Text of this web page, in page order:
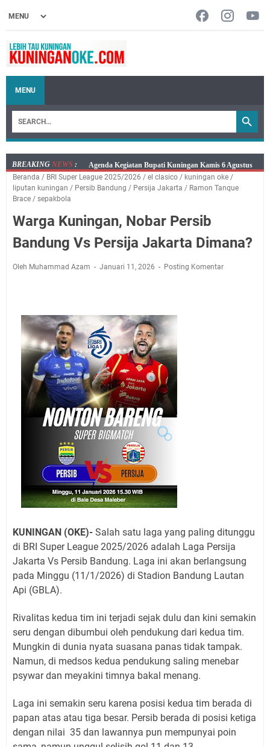
MENU
BREAKING NEWS :
Kamis 6 Agustus 2026 Mobil Samling Ada di Alun-alun
Luragung, Ini Persyaratan dan Besaran Biayanya
Embun Pagi Kamis 6 Agustus 2026: Tidak Semua
Keterlambatan Berarti Kegagalan
Pembersih Dosa Kita, Ini Jadwal Salat Wilayah
Rabu 5 Agustus 2026 Masing-masing Dua Acara
Ini Lokasi Samling Kuningan Rabu 5 Agustus 2026
Rabu 5 Agustus 2026 Mobil SIM Keliling Kuningan Ada
di Sini!
Embun Pagi Rabu 5 Agustus 2026: Tidak Perlu Iri, Kita
Punya Takdir Masing-masing, Hidup yang Terlihat
Mewah, Belum Tentu Indah
Sudahkah Kita Merdeka Dari Hawa Nafsu?
Agenda Kegiatan Bupati Kuningan Kamis 6 Agustus
2026 Ada Tiga Acara
Beranda / BRI Super League 2025/2026 / el clasico / kuningan oke /
liputan kuningan / Persib Bandung / Persija Jakarta / Ramon Tanque
Brace / sepakbola
Warga Kuningan, Nobar Persib
Bandung Vs Persija Jakarta Dimana?
Oleh Muhammad Azam Januari 11, 2026 Posting Komentar
KUNINGAN (OKE)- Salah satu laga yang paling ditunggu
di BRI Super League 2025/2026 adalah Laga Persija
Jakarta Vs Persib Bandung. Laga ini akan berlangsung
pada Minggu (11/1/2026) di Stadion Bandung Lautan
Api (GBLA).
Rivalitas kedua tim ini terjadi sejak dulu dan kini semakin
seru dengan dibumbui oleh pendukung dari kedua tim.
Mungkin di dunia nyata suasana panas tidak tampak.
Namun, di medsos kedua pendukung saling menebar
psywar dan meyakini timnya bakal menang.
Laga ini semakin seru karena posisi kedua tim berada di
papan atas atau tiga besar. Persib berada di posisi ketiga
dengan nilai 35 dan lawannya pun mempunyai poin